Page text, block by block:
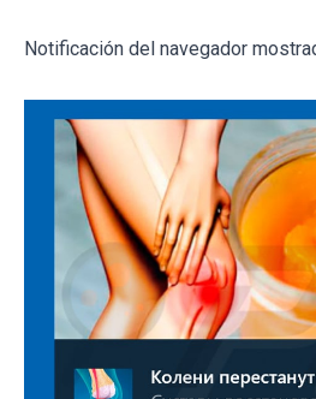
Notificación del navegador